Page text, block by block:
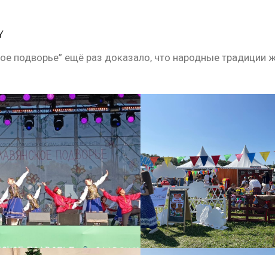
подворье” ещё раз доказало, что народные традиции